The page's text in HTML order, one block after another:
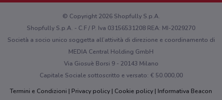
© Copyright 2026 Shopfully S.p.A.
Shopfully S.p.A. - C.F / P. Iva 03156531208 REA: MI-2029270
Società a socio unico soggetta all’attività di direzione e coordinamento di
MEDIA Central Holding GmbH
Via Giosuè Borsi 9 - 20143 Milano
Capitale Sociale sottoscritto e versato: € 50.000,00
Termini e Condizioni
Privacy policy Cookie policy
Informativa Beacon